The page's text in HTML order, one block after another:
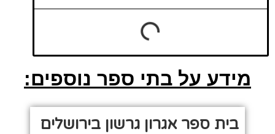
מידע על בתי ספר נוספים:
בית ספר אגרון גרשון בירושלים